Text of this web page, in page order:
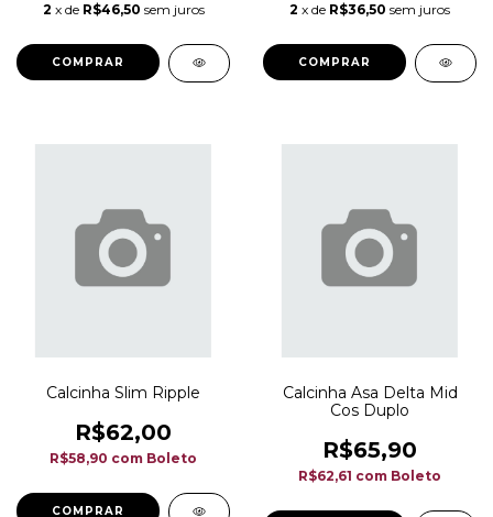
2 x de R$46,50 sem juros
COMPRAR
2 x de R$36,50 sem juros
COMPRAR
Calcinha Slim Ripple
R$62,00
R$58,90 com Boleto
COMPRAR
Calcinha Asa Delta Mid
Cos Duplo
R$65,90
R$62,61 com Boleto